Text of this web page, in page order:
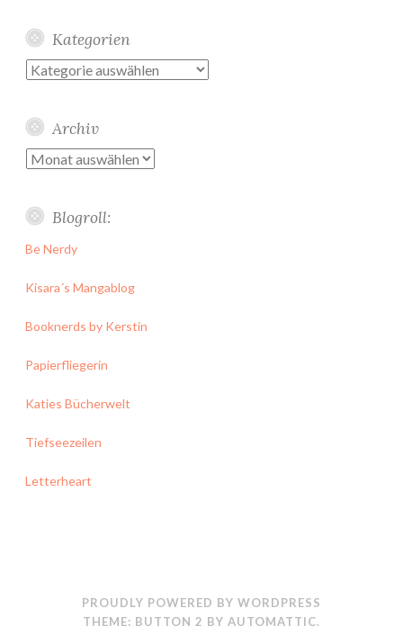
Kategorien
Kategorien
Archiv
Archiv
Blogroll:
Be Nerdy
Kisara´s Mangablog
Booknerds by Kerstin
Papierfliegerin
Katies Bücherwelt
Tiefseezeilen
Letterheart
PROUDLY POWERED BY WORDPRESS
THEME: BUTTON 2 BY AUTOMATTIC.